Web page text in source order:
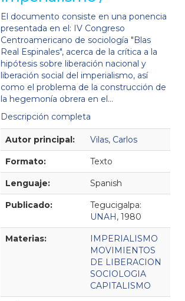
El documento consiste en una ponencia
presentada en el: IV Congreso
Centroamericano de sociología "Blas
Real Espinales", acerca de la crítica a la
hipótesis sobre liberación nacional y
liberación social del imperialismo, así
como el problema de la construcción de
la hegemonía obrera en el...
Descripción completa
Detalles Bibliográficos
Autor principal: Vilas, Carlos
Formato: Texto
Lenguaje: Spanish
Publicado:
Tegucigalpa:
UNAH, 1980
Materias:
IMPERIALISMO
MOVIMIENTOS
DE LIBERACION
SOCIOLOGIA
CAPITALISMO